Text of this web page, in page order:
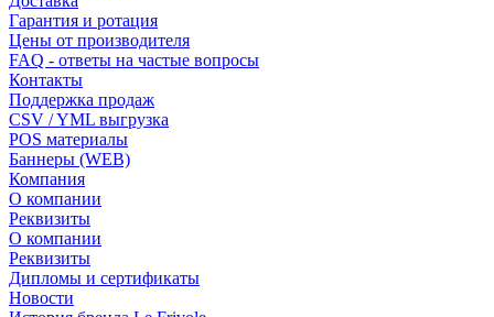
Гарантия и ротация
Цены от производителя
FAQ - ответы на частые вопросы
Контакты
Поддержка продаж
CSV / YML выгрузка
POS материалы
Баннеры (WEB)
Компания
О компании
Реквизиты
О компании
Реквизиты
Дипломы и сертификаты
Новости